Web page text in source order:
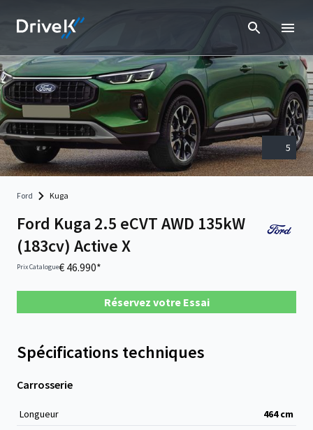
5
Ford Kuga
Ford Kuga 2.5 eCVT AWD 135kW
(183cv) Active X
Prix Catalogue€ 46.990*
Réservez votre Essai
Spécifications techniques
Carrosserie
Longueur 464cm